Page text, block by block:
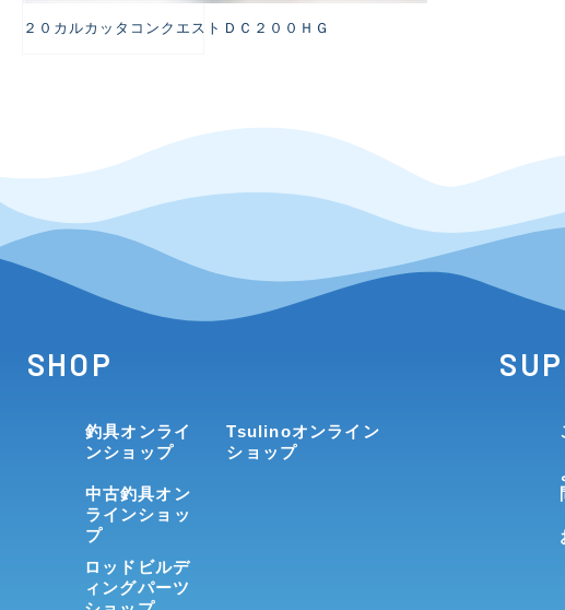
２０カルカッタコンクエストＤＣ２００ＨＧ
SHOP
釣具オンライ
ンショップ
中古釣具オン
ラインショッ
プ
ロッドビルデ
ィングパーツ
Tsulinoオンライン
ショップ